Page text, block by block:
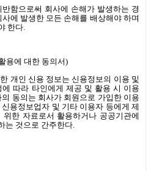
함으로써 회사에 손해가 발생하는 경
에 발생한 모든 손해를 배상해야 하며
한다
용에 대한 동의서)
개인 신용 정보는 신용정보의 이용 및
에 따라 타인에게 제공 및 활용 시 이용
의 동의는 회사가 회원으로 가입한 이용
,신용정보업자 및 기타 이용자 등에게 제
한 자료로서 활용하거나 공공기관에
는 것으로 간주한다